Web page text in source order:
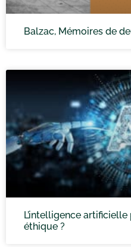
Balzac, Mémoires de
L’intelligence
éthique ?